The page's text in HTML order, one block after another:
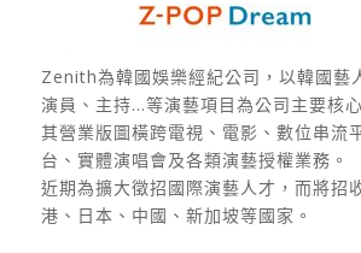
Zenith為韓國娛樂經紀公司，以韓國藝
演員、主持…等演藝項目為公司主要核
其營業版圖橫跨電視、電影、數位串流
台、實體演唱會及各類演藝授權業務。
近期為擴大徵招國際演藝人才，而將招
港、日本、中國、新加坡等國家。